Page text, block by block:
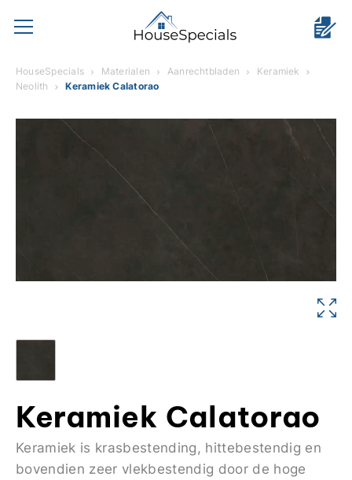
HouseSpecials Materialen Aanrechtbladen
Keramiek
Neolith
Keramiek Calatorao
Keramiek Calatorao
Keramiek is krasbestending, hittebestendig en
bovendien zeer vlekbestendig door de hoge